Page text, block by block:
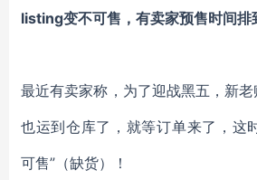
listing变不可售，有卖家预售时间排
最近有卖家称，为了迎战黑五，新
也运到仓库了，就等订单来了，这
可售”（缺货）！